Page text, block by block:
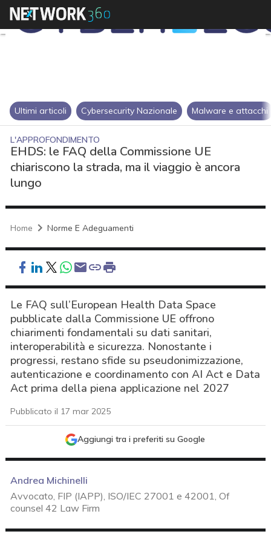
Ultimi articoli Cybersecurity Nazionale Malware e attacchi
L'APPROFONDIMENTO
EHDS: le FAQ della Commissione UE
chiariscono la strada, ma il viaggio è ancora
lungo
Home Norme E Adeguamenti
Le FAQ sull’European Health Data Space
pubblicate dalla Commissione UE offrono
chiarimenti fondamentali su dati sanitari,
interoperabilità e sicurezza. Nonostante i
progressi, restano sfide su pseudonimizzazione,
autenticazione e coordinamento con AI Act e Data
Act prima della piena applicazione nel 2027
Pubblicato il 17 mar 2025
Aggiungi tra i preferiti su Google
Andrea Michinelli
Avvocato, FIP (IAPP), ISO/IEC 27001 e 42001, Of
counsel 42 Law Firm